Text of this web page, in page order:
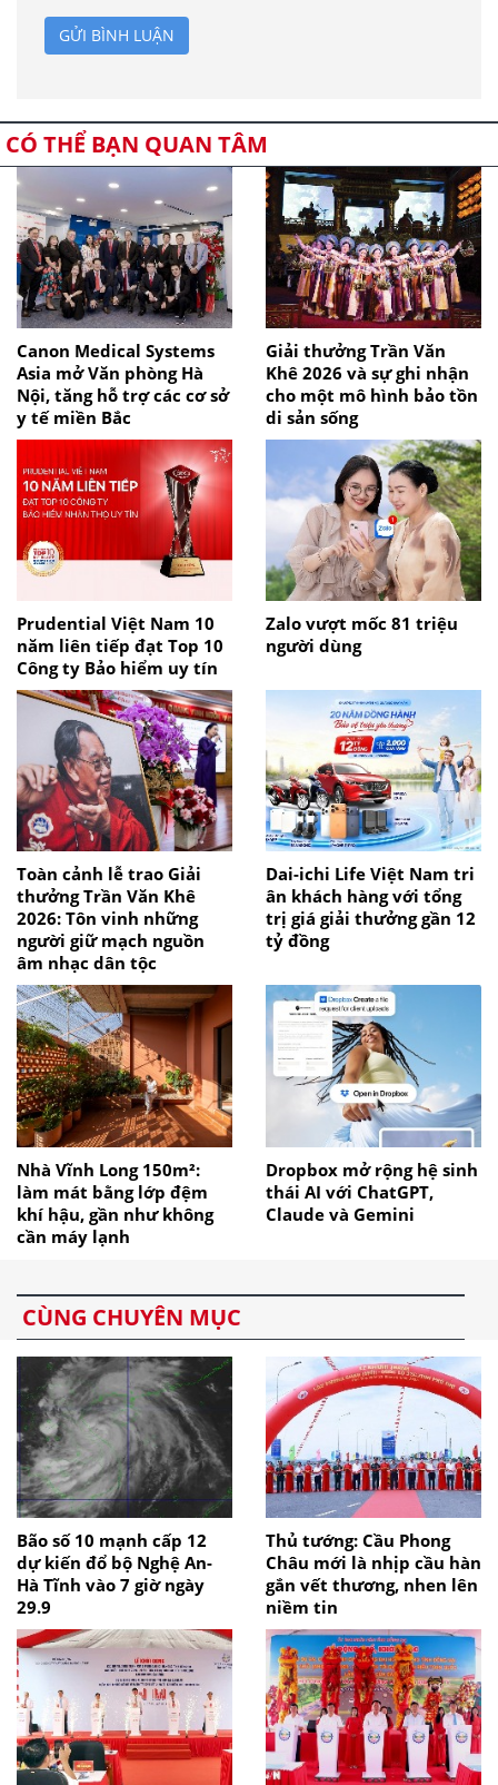
GỬI BÌNH LUẬN
CÓ THỂ BẠN QUAN TÂM
Canon Medical Systems
Asia mở Văn phòng Hà
Nội, tăng hỗ trợ các cơ sở
y tế miền Bắc
Giải thưởng Trần Văn
Khê 2026 và sự ghi nhận
cho một mô hình bảo tồn
di sản sống
Prudential Việt Nam 10
năm liên tiếp đạt Top 10
Công ty Bảo hiểm uy tín
Zalo vượt mốc 81 triệu
người dùng
Toàn cảnh lễ trao Giải
thưởng Trần Văn Khê
2026: Tôn vinh những
người giữ mạch nguồn
âm nhạc dân tộc
Dai-ichi Life Việt Nam tri
ân khách hàng với tổng
trị giá giải thưởng gần 12
tỷ đồng
Nhà Vĩnh Long 150m²:
làm mát bằng lớp đệm
khí hậu, gần như không
cần máy lạnh
Dropbox mở rộng hệ sinh
thái AI với ChatGPT,
Claude và Gemini
CÙNG CHUYÊN MỤC
Bão số 10 mạnh cấp 12
dự kiến đổ bộ Nghệ An-
Hà Tĩnh vào 7 giờ ngày
29.9
Thủ tướng: Cầu Phong
Châu mới là nhịp cầu hàn
gắn vết thương, nhen lên
niềm tin